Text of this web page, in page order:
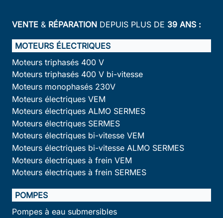
VENTE & RÉPARATION DEPUIS PLUS DE 39 ANS :
MOTEURS ÉLECTRIQUES
Moteurs triphasés 400 V
Moteurs triphasés 400 V bi-vitesse
Moteurs monophasés 230V
Moteurs électriques VEM
Moteurs électriques ALMO SERMES
Moteurs électriques SERMES
Moteurs électriques bi-vitesse VEM
Moteurs électriques bi-vitesse ALMO SERMES
Moteurs électriques à frein VEM
Moteurs électriques à frein SERMES
POMPES
Pompes à eau submersibles